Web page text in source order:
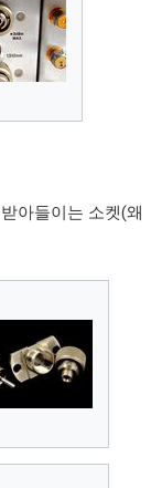
아들이는 소켓(왜